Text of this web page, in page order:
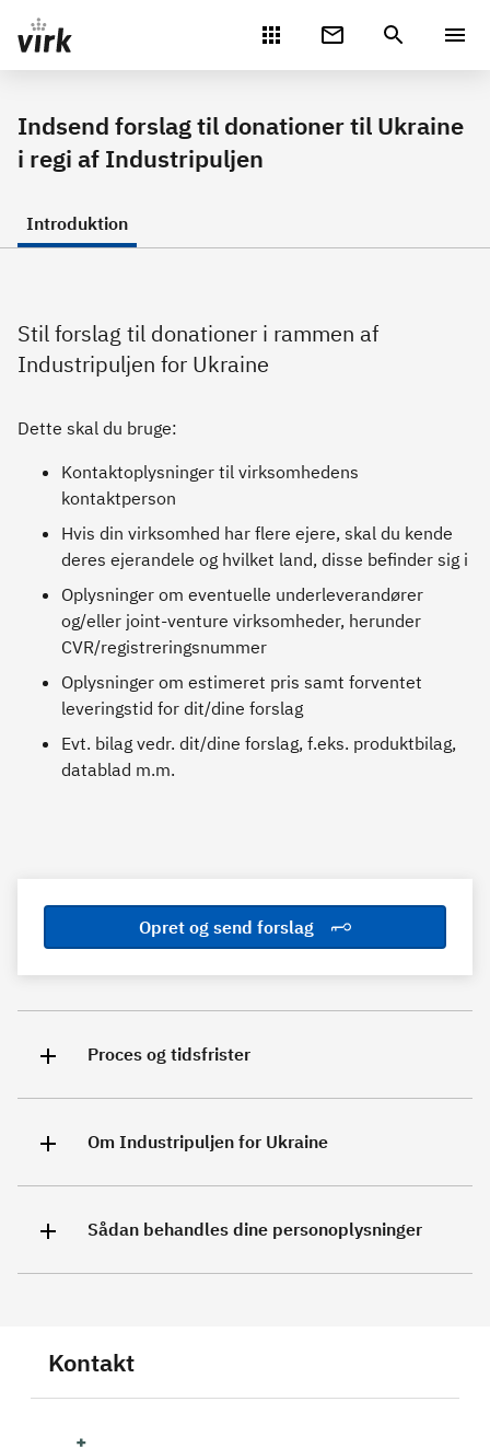
Gå direkte til indhold
Indsend forslag til donationer til Ukraine
i regi af Industripuljen
Introduktion
Stil forslag til donationer i rammen af
Industripuljen for Ukraine
Dette skal du bruge:
Kontaktoplysninger til virksomhedens
kontaktperson
Hvis din virksomhed har flere ejere, skal du kende
deres ejerandele og hvilket land, disse befinder sig i
Oplysninger om eventuelle underleverandører
og/eller joint-venture virksomheder, herunder
CVR/registreringsnummer
Oplysninger om estimeret pris samt forventet
leveringstid for dit/dine forslag
Evt. bilag vedr. dit/dine forslag, f.eks. produktbilag,
datablad m.m.
Opret og send forslag
Proces og tidsfrister
Om Industripuljen for Ukraine
Sådan behandles dine personoplysninger
Kontakt